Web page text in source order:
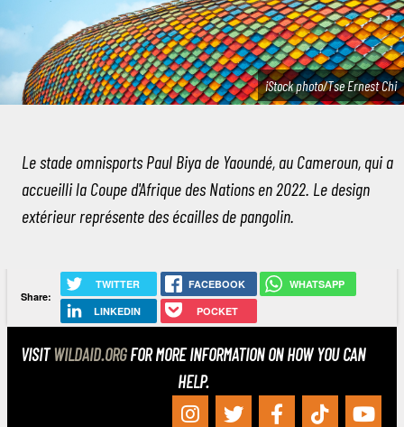
iStock photo/Tse Ernest Chi
Le stade omnisports Paul Biya de Yaoundé, au Cameroun, qui a
accueilli la Coupe d'Afrique des Nations en 2022. Le design
extérieur représente des écailles de pangolin.
Share:
TWITTER FACEBOOK WHATSAPP
LINKEDIN POCKET
VISITWILDAID.ORGFOR MORE INFORMATION ON HOW YOU CAN
HELP.